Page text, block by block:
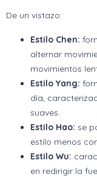
De un vistazo:
Estilo Chen:
alternar
movimientos
Estilo Yang:
día,
suaves.
Estilo Hao: se
estilo menos
Estilo Wu:
en redirigir la